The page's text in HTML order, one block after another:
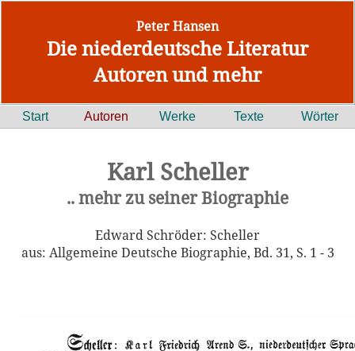
Peter Hansen
Die niederdeutsche Literatur
Autoren und mehr
Start Autoren Werke Texte Wörter
Karl Scheller
.. mehr zu seiner Biographie
Edward Schröder: Scheller
aus: Allgemeine Deutsche Biographie, Bd. 31, S. 1 - 3